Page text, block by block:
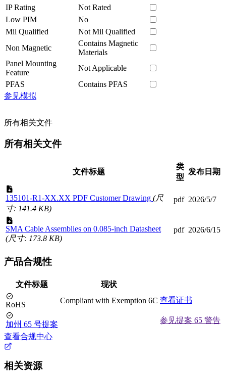
IP Rating
Not Rated
Low PIM
No
Mil Qualified
Not Mil Qualified
Non Magnetic
Contains Magnetic
Materials
Panel Mounting
Feature
Not Applicable
PFAS
Contains PFAS
参见模拟
所有相关文件
所有相关文件
文件标题
类
型
发布日期
135101-R1-XX.XX PDF Customer Drawing (尺
寸: 141.4 KB)
pdf 2026/5/7
SMA Cable Assemblies on 0.085-inch Datasheet
(尺寸: 173.8 KB)
pdf 2026/6/15
产品合规性
文件标题 现状
RoHS Compliant with Exemption 6C 查看证书
加州 65 号提案
参见提案 65 警告
查看合规中心
相关资源